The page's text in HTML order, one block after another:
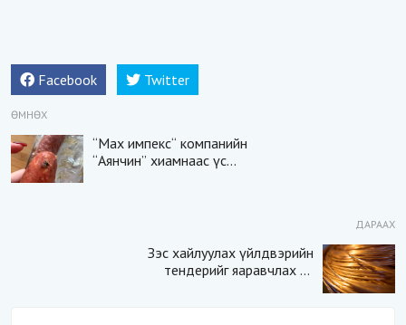
Facebook Twitter
ӨМНӨХ
“​Мах импекс“ компанийн
“Аянчин” хиамнаас үс
ДАРААХ
Зэс хайлуулах үйлдвэрийн
тендерийг яаравчлах нь